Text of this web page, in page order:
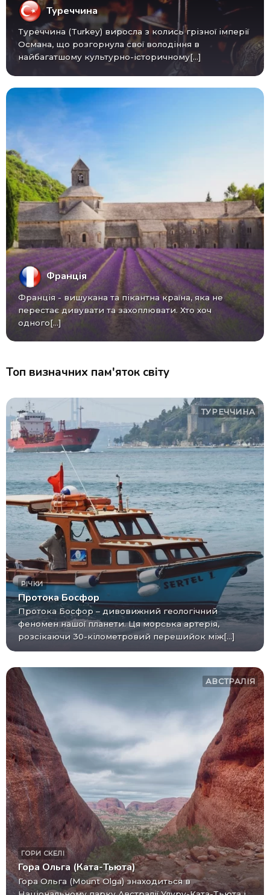
Туреччина
Туреччина (Turkey) виросла з колись грізної імперії
Османа, що розгорнула свої володіння в
найбагатшому культурно-історичному[...]
Франція
Франція - вишукана та пікантна країна, яка не
перестає дивувати та захоплювати. Хто хоч
одного[...]
Топ визначних пам'яток світу
ТУРЕЧЧИНА
РІЧКИ
Протока Босфор
Протока Босфор – дивовижний геологічний
феномен нашої планети. Ця морська артерія,
розсікаючи 30-кілометровий перешийок між[...]
АВСТРАЛІЯ
ГОРИ СКЕЛІ
Гора Ольга (Ката-Тьюта)
Гора Ольга (Mount Olga) знаходиться в